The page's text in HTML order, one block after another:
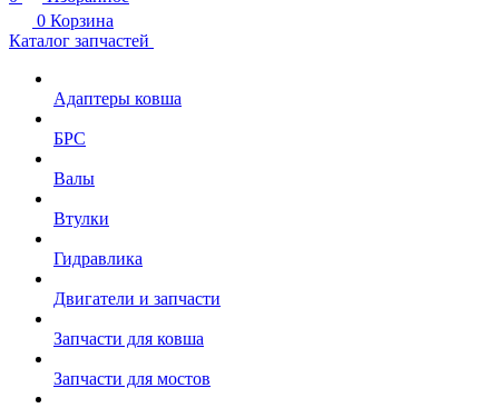
0 Корзина
Каталог запчастей
Адаптеры ковша
БРС
Валы
Втулки
Гидравлика
Двигатели и запчасти
Запчасти для ковша
Запчасти для мостов